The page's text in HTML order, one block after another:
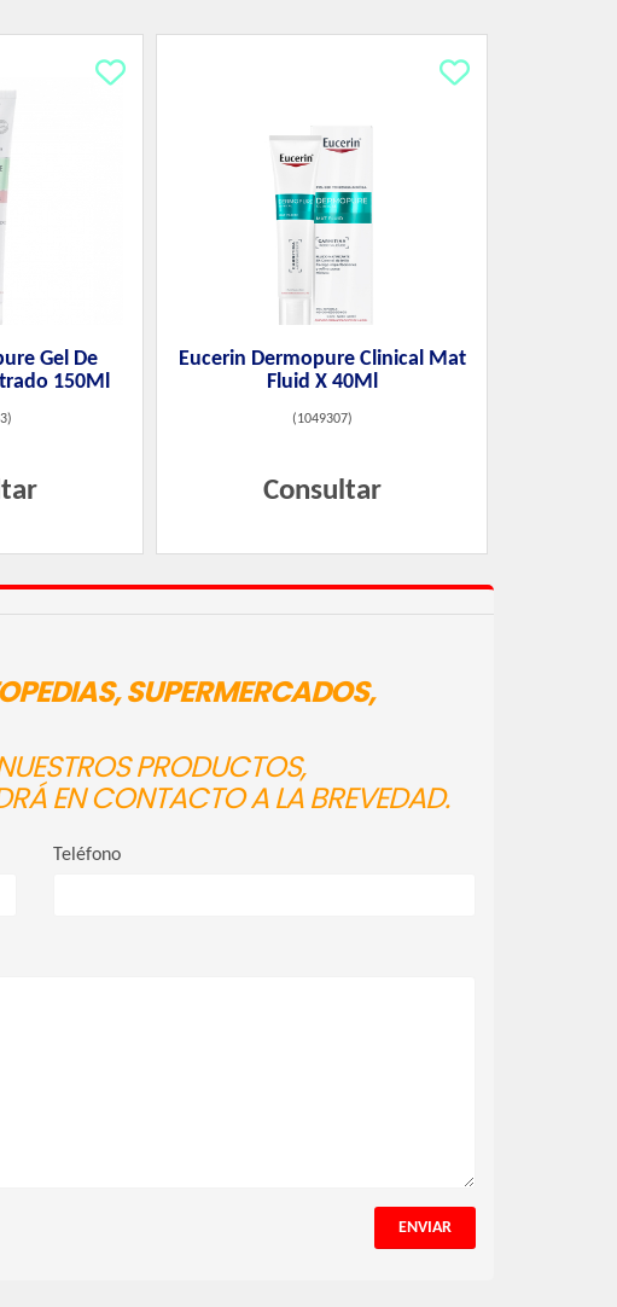
Gel De
150Ml
)
Eucerin Dermopure Clinical Mat
Fluid X 40Ml
(1049307)
Consultar
SUPERMERCADOS,
PRODUCTOS,
EN CONTACTO A LA BREVEDAD.
Teléfono
ENVIAR